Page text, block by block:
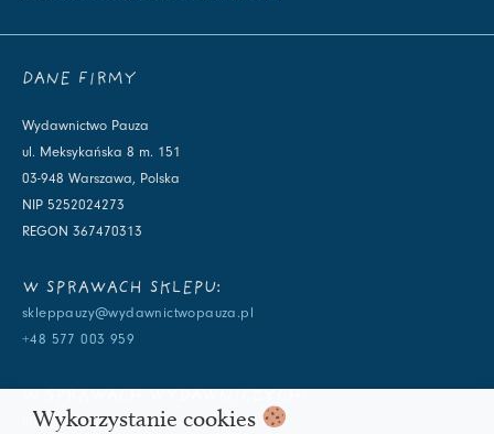
DANE FIRMY
Wydawnictwo Pauza
ul. Meksykańska 8 m. 151
03-948 Warszawa, Polska
NIP 5252024273
REGON 367470313
W SPRAWACH SKLEPU:
skleppauzy@wydawnictwopauza.pl
+48 577 003 959
info@wydawnictwopauza.pl
Wykorzystanie cookies